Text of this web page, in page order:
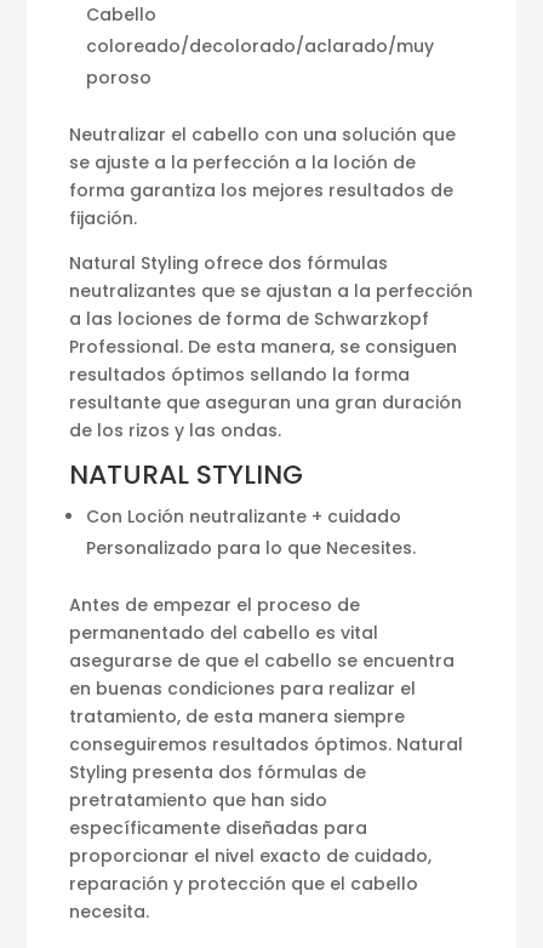
Cabello
coloreado/decolorado/aclarado/muy
poroso
Neutralizar el cabello con una solución que
se ajuste a la perfección a la loción de
forma garantiza los mejores resultados de
fijación.
Natural Styling ofrece dos fórmulas
neutralizantes que se ajustan a la perfección
a las lociones de forma de Schwarzkopf
Professional. De esta manera, se consiguen
resultados óptimos sellando la forma
resultante que aseguran una gran duración
de los rizos y las ondas.
NATURAL STYLING
Con Loción neutralizante + cuidado
Personalizado para lo que Necesites.
Antes de empezar el proceso de
permanentado del cabello es vital
asegurarse de que el cabello se encuentra
en buenas condiciones para realizar el
tratamiento, de esta manera siempre
conseguiremos resultados óptimos. Natural
Styling presenta dos fórmulas de
pretratamiento que han sido
específicamente diseñadas para
proporcionar el nivel exacto de cuidado,
reparación y protección que el cabello
necesita.